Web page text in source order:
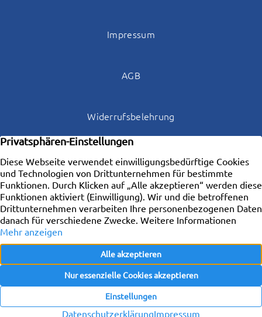
Impressum
AGB
Widerrufsbelehrung
Datenschutz
Kontakt
Copyright © 2026 Locare – Agentur für Immobilien
e.K.